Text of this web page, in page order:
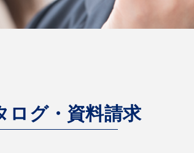
ログ・資料請求